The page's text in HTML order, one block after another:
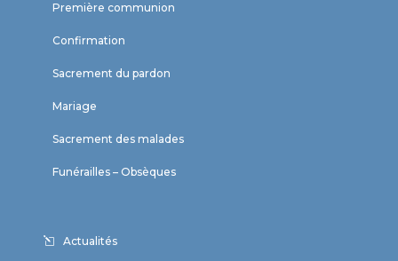
Première communion
Confirmation
Sacrement du pardon
Mariage
Sacrement des malades
Funérailles – Obsèques
Actualités